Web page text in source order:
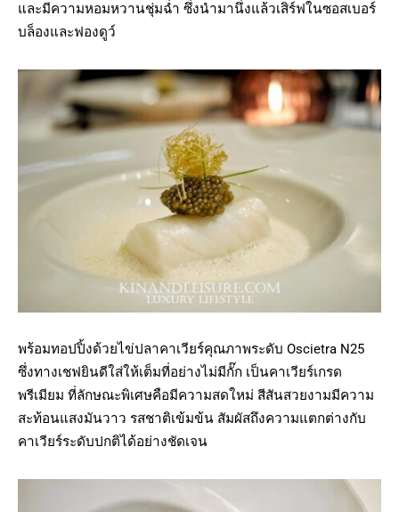
และมีความหอมหวานชุ่มฉ่ำ ซึ่งนำมานึ่งแล้วเสิร์ฟในซอสเบอร์
บล็องและฟองดูว์
พร้อมทอปปิ้งด้วยไข่ปลาคาเวียร์คุณภาพระดับ Oscietra N25
ซึ่งทางเชฟยินดีใส่ให้เต็มที่อย่างไม่มีกั๊ก เป็นคาเวียร์เกรด
พรีเมียม ที่ลักษณะพิเศษคือมีความสดใหม่ สีสันสวยงามมีความ
สะท้อนแสงมันวาว รสชาติเข้มข้น สัมผัสถึงความแตกต่างกับ
คาเวียร์ระดับปกติได้อย่างชัดเจน